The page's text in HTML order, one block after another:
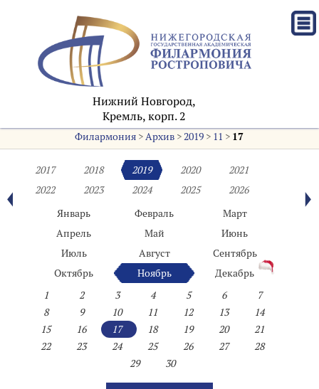
Нижний Новгород,
Кремль, корп. 2
Филармония >Архив >2019 > 11 > 17
2017 2018 2019 2020
2021
2022
2023 2024 2025
2026
Январь
Февраль
Март
Апрель
Май
Июнь
Июль
Август
Сентябрь
Октябрь
Ноябрь
Декабрь
1
2 3 4 5 6
7
8
9 10 11 12 13
14
15
16 17 18 19 20
21
22
23 24 25 26 27
28
29
30